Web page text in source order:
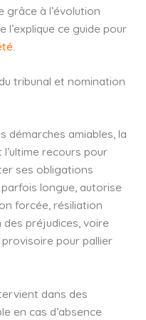
grâce à l’évolution
ce guide pour
tribunal et nomination
démarches amiables, la
l’ultime recours pour
ses obligations
longue, autorise
forcée, résiliation
préjudices, voire
pour pallier
dans des
en cas d’absence